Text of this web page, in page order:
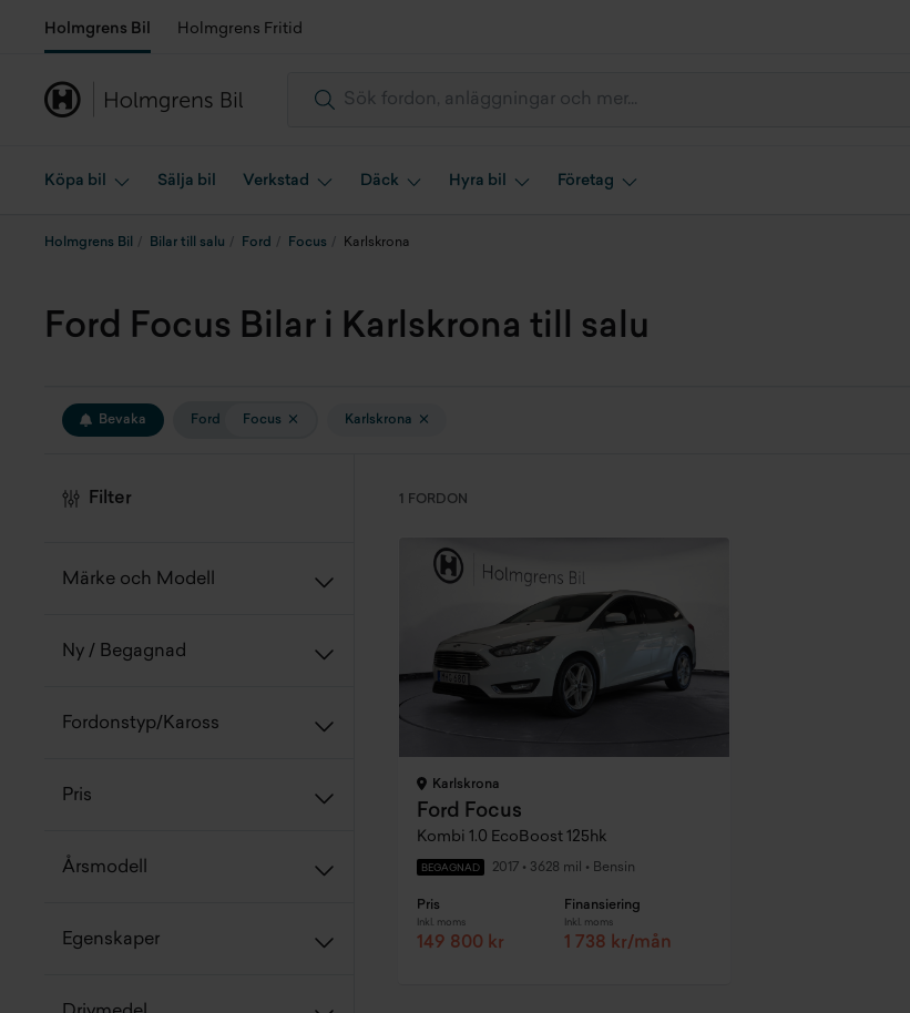
Holmgrens Bil Holmgrens Fritid
Köpa bil Sälja bil Verkstad Däck Hyra bil Företag
Holmgrens Bil Bilar till salu Ford Focus Karlskrona
Ford Focus Bilar i Karlskrona till salu
Bevaka Ford Focus Karlskrona
Filter
Märke och Modell
Ny / Begagnad
Fordonstyp/Kaross
Pris
Årsmodell
Egenskaper
1 FORDON
Karlskrona
Ford Focus
Kombi 1.0 EcoBoost 125hk
BEGAGNAD 2017 • 3628 mil • Bensin
Pris
Inkl. moms
149 800 kr
Finansiering
Inkl. moms
1 738 kr/mån